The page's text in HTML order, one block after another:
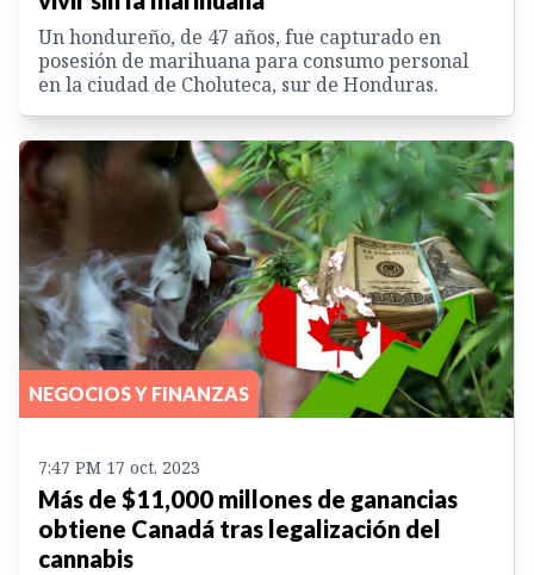
Un hondureño, de 47 años, fue capturado en
posesión de marihuana para consumo personal
en la ciudad de Choluteca, sur de Honduras.
NEGOCIOS Y FINANZAS
7:47 PM 17 oct. 2023
Más de $11,000 millones de ganancias
obtiene Canadá tras legalización del
cannabis